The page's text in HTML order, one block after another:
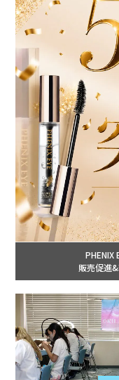
PHENIX
販売促進